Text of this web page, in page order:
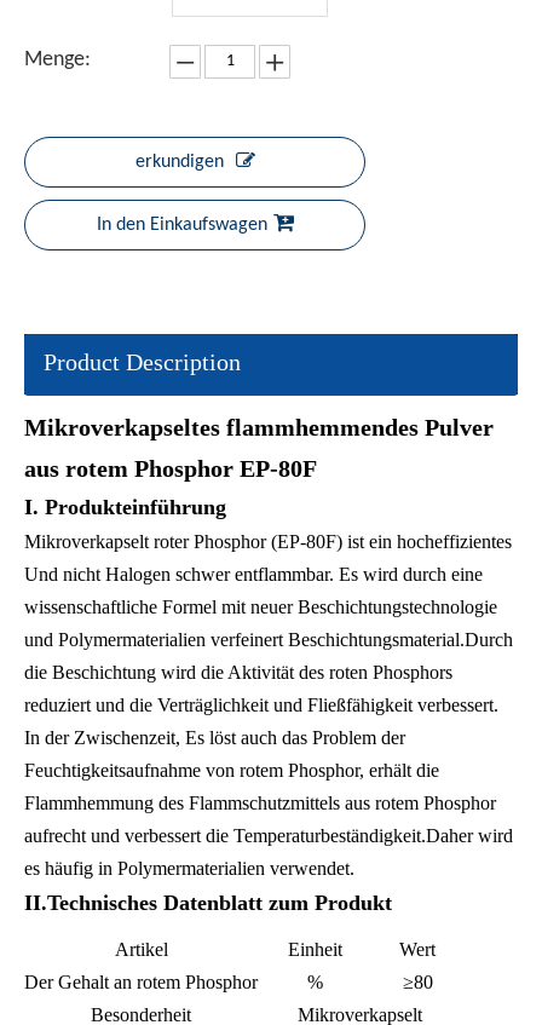
Menge:
erkundigen
In den Einkaufswagen
Product Description
Mikroverkapseltes flammhemmendes Pulver
aus rotem Phosphor EP-80F
I. Produkteinführung
Mikroverkapselt roter Phosphor(EP-80F) ist ein hocheffizientes
Und nicht Halogen schwer entflammbar. Es wird durch eine
wissenschaftliche Formel mit neuer Beschichtungstechnologie
und Polymermaterialien verfeinert Beschichtungsmaterial.Durch
die Beschichtung wird die Aktivität des roten Phosphors
reduziert und die Verträglichkeit und Fließfähigkeit verbessert.
In der Zwischenzeit, Es löst auch das Problem der
Feuchtigkeitsaufnahme von rotem Phosphor, erhält die
Flammhemmung des Flammschutzmittels aus rotem Phosphor
aufrecht und verbessert die Temperaturbeständigkeit.Daher wird
es häufig in Polymermaterialien verwendet.
II.Technisches Datenblatt zum Produkt
Artikel Einheit
Wert
Der Gehalt an rotem Phosphor
%
≥80
Besonderheit
Mikroverkapselt